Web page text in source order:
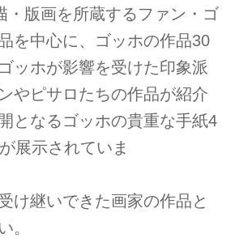
・版画を所蔵するファン・ゴ
を中心に、ゴッホの作品30
ッホが影響を受けた印象派
やピサロたちの作品が紹介
となるゴッホの貴重な手紙4
展示されていま
け継いできた画家の作品と
。